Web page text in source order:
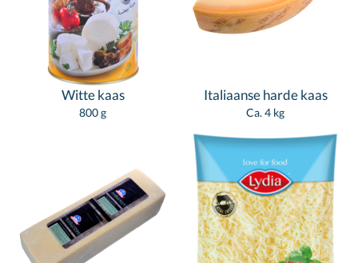
Witte kaas
800 g
Italiaanse harde kaas
Ca. 4 kg